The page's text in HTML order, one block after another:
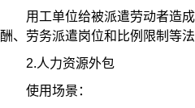
用工单位给被派遣劳动者造成
酬、劳务派遣岗位和比例限制等法
2.人力资源外包
使用场景：